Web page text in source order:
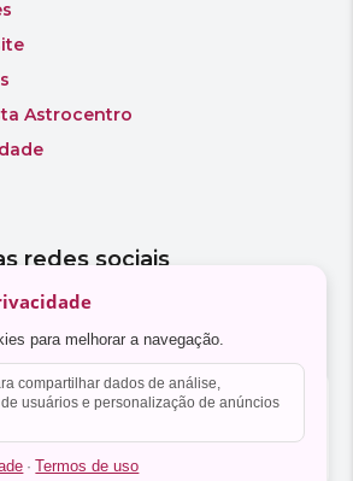
para melhorar a navegação.
compartilhar dados de análise,
usuários e personalização de anúncios
· Termos de uso